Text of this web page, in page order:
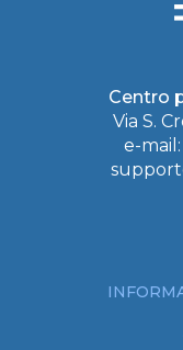
Centro
Via S.
e-mail: